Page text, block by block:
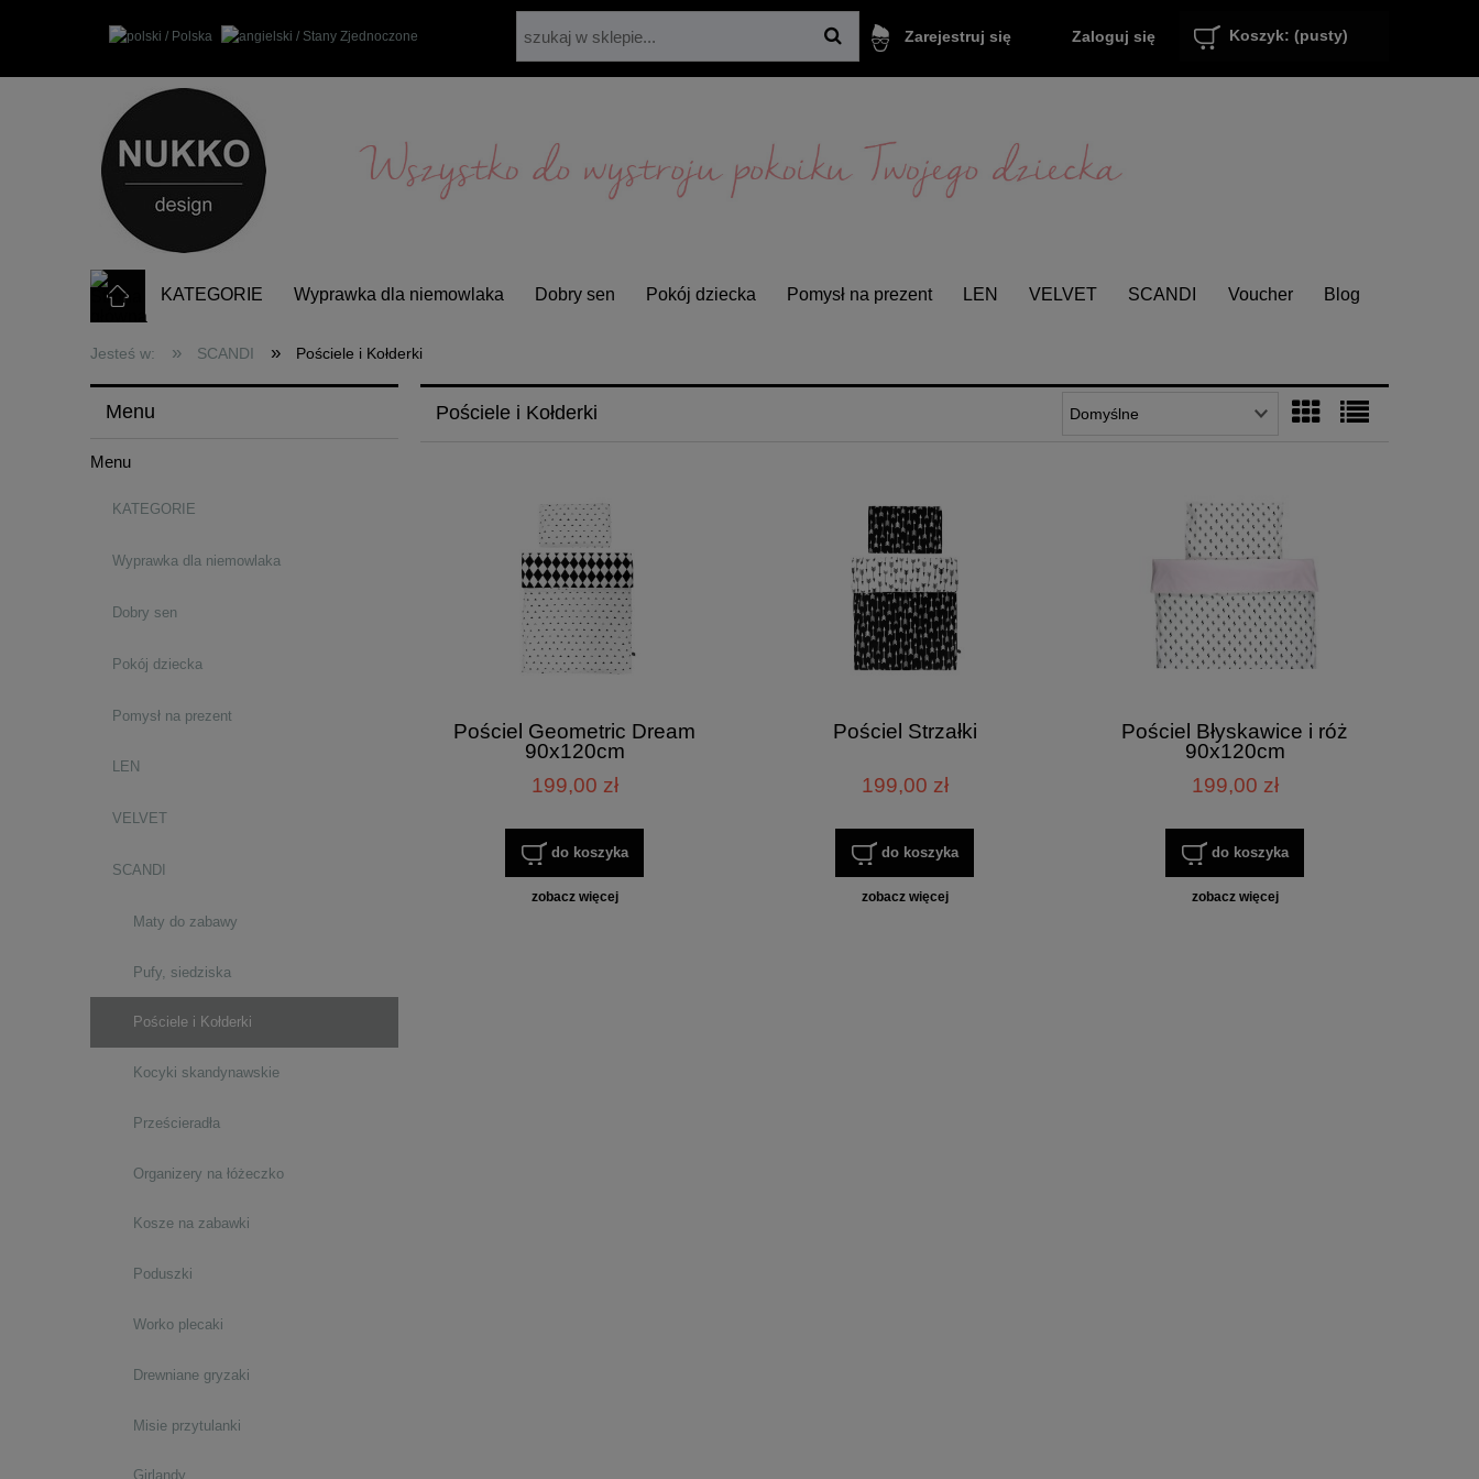
Koszyk: (pusty)
Zarejestruj się Zaloguj się
KATEGORIE Wyprawka dla niemowlaka Dobry sen Pokój dziecka Pomysł na prezent LEN VELVET SCANDI Voucher Blog
Częste pytania
Jesteś w: » SCANDI » Pościele i Kołderki
Menu
Menu
KATEGORIE
Wyprawka dla niemowlaka
Dobry sen
Pokój dziecka
Pomysł na prezent
LEN
VELVET
SCANDI
Maty do zabawy
Pufy, siedziska
Pościele i Kołderki
Kocyki skandynawskie
Prześcieradła
Organizery na łóżeczko
Kosze na zabawki
Poduszki
Worko plecaki
Drewniane gryzaki
Misie przytulanki
Girlandy
Pościele i Kołderki
Pościel Geometric Dream
90x120cm
199,00 zł
do koszyka
zobacz więcej
Pościel Strzałki
199,00 zł
do koszyka
zobacz więcej
Pościel Błyskawice i róż
90x120cm
199,00 zł
do koszyka
zobacz więcej